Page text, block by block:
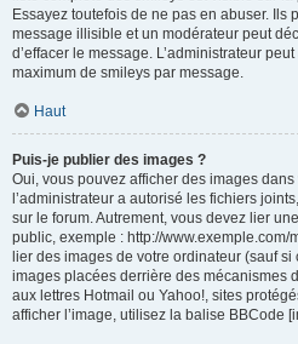
Essayez toutefois de ne pas en abuser. Ils
message illisible et un modérateur peut
d’effacer le message. L’administrateur
maximum de smileys par message.
Haut
Puis-je publier des images ?
Oui, vous pouvez afficher des images
l’administrateur a autorisé les fichiers
sur le forum. Autrement, vous devez lier
public, exemple : http://
lier des images de votre ordinateur (sauf
images placées derrière des mécanismes
aux lettres Hotmail ou Yahoo!, sites
afficher l’image, utilisez la balise BBCode